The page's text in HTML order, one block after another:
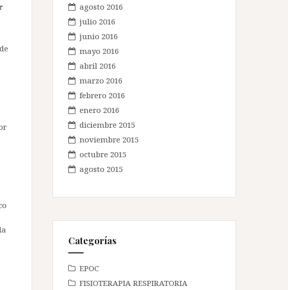
agosto 2016
julio 2016
junio 2016
mayo 2016
abril 2016
marzo 2016
febrero 2016
enero 2016
diciembre 2015
noviembre 2015
octubre 2015
agosto 2015
Categorías
EPOC
FISIOTERAPIA RESPIRATORIA